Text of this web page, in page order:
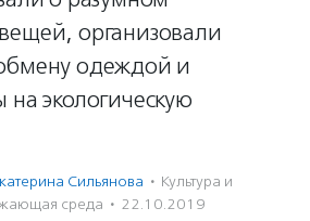
организовали
одеждой и
на экологическую
Сильянова · Культура и
среда · 22.10.2019